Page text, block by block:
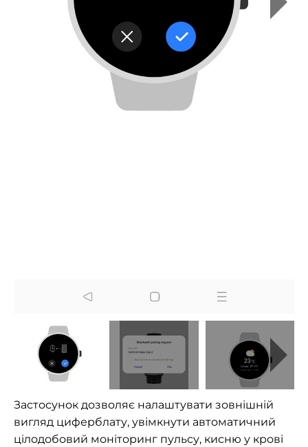
Застосунок дозволяє налаштувати зовнішній
вигляд циферблату, увімкнути автоматичний
цілодобовий моніторинг пульсу, кисню у крові